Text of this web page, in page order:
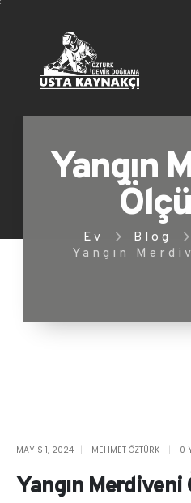
Yangın
Ev Blog
Yangın
MAYIS 1, 2024 MEHMET ÖZTÜRK 0
Yangın